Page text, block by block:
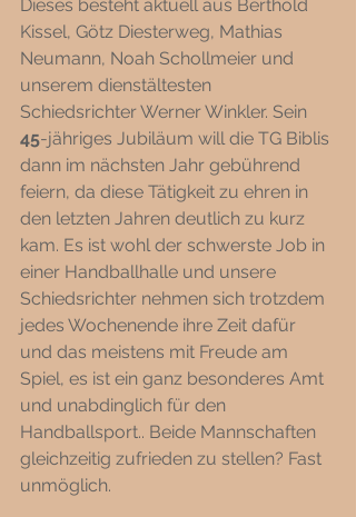
Dieses besteht aktuell aus Berthold
Kissel, Götz Diesterweg, Mathias
Neumann, Noah Schollmeier und
unserem dienstältesten
Schiedsrichter Werner Winkler. Sein
45-jähriges Jubiläum will die TG Biblis
dann im nächsten Jahr gebührend
feiern, da diese Tätigkeit zu ehren in
den letzten Jahren deutlich zu kurz
kam. Es ist wohl der schwerste Job in
einer Handballhalle und unsere
Schiedsrichter nehmen sich trotzdem
jedes Wochenende ihre Zeit dafür
und das meistens mit Freude am
Spiel, es ist ein ganz besonderes Amt
und unabdinglich für den
Handballsport.. Beide Mannschaften
gleichzeitig zufrieden zu stellen? Fast
unmöglich.